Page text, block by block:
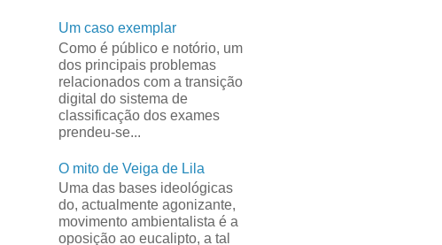
Um caso exemplar
Como é público e notório, um
dos principais problemas
relacionados com a transição
digital do sistema de
classificação dos exames
prendeu-se...
O mito de Veiga de Lila
Uma das bases ideológicas
do, actualmente agonizante,
movimento ambientalista é a
oposição ao eucalipto, a tal